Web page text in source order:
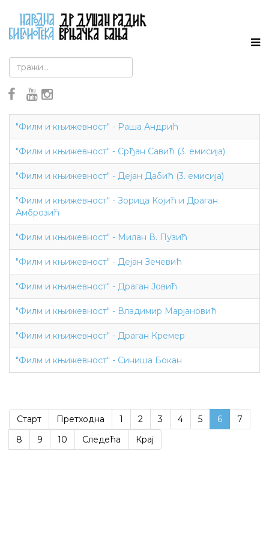
"Филм и књижевност" - Раша Андрић
"Филм и књижевност" - Срђан Савић (3. емисија)
"Филм и књижевност" - Дејан Дабић (3. емисија)
"Филм и књижевност" - Зорица Којић и Драган
Амброзић
"Филм и књижевност" - Милан В. Пузић
"Филм и књижевност" - Дејан Зечевић
"Филм и књижевност" - Драган Јовић
"Филм и књижевност" - Владимир Марјановић
"Филм и књижевност" - Драган Кремер
"Филм и књижевност" - Синиша Бокан
Старт Претходна 1 2 3 4 5 6
7
8
9 10 Следећа Крај